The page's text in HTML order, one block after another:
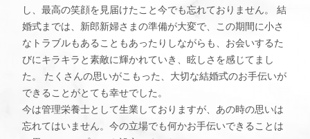
し、最高の笑顔を見届けたこと今でも忘れておりません。 結
婚式までは、新郎新婦さまの準備が大変で、この期間に小さ
なトラブルもあることもあったりしながらも、お会いするた
びにキラキラと素敵に輝かれていき、眩しさを感じてまし
た。 たくさんの思いがこもった、大切な結婚式のお手伝いが
できることがとても幸せでした。
今は管理栄養士として生業しておりますが、あの時の思いは
忘れてはいません。今の立場でも何かお手伝いできることは